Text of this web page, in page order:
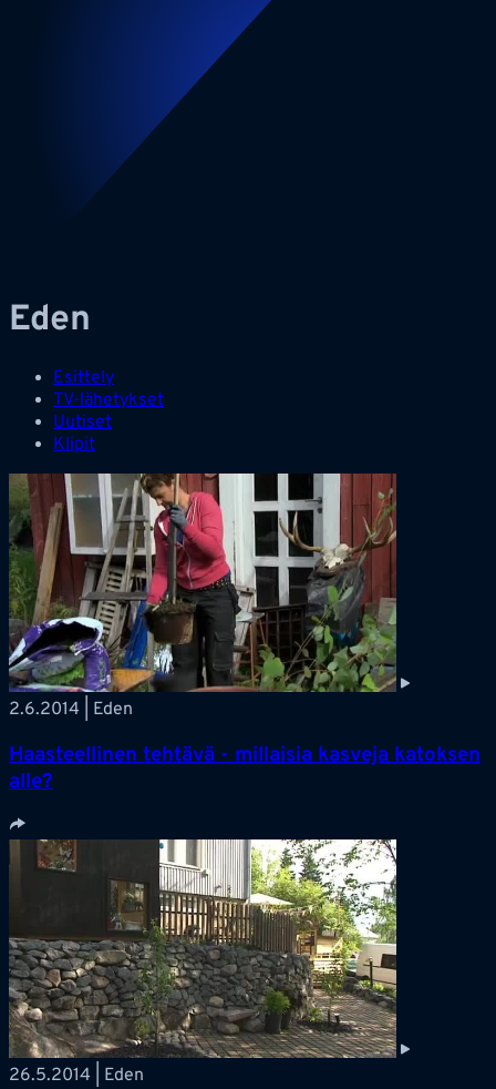
Eden
Esittely
TV-lähetykset
Uutiset
Klipit
2.6.2014 | Eden
Haasteellinen tehtävä - millaisia kasveja katoksen
alle?
26.5.2014 | Eden